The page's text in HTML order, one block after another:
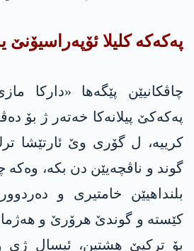
په‌كه‌كه‌ كلیلا ئۆپه‌راسیۆنێ
چاڤكانیێن پێگه‌ها «داركا
په‌كه‌كێ‌ پیلانه‌كا‌ خه‌ته‌ر ژ بۆ
كرییه‌، ل گۆری وێ ئارتێشا
گوند و ناڤچه‌یێن دن بكه‌، وه‌كه‌
بلنداهیێن خامتیری و
كێسته‌ و گوندێ هرۆرێ و
بۆ تركیێ هشتین، ئیسال ژی